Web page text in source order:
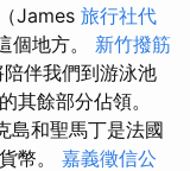
James 旅行社代
個地方。 新竹撥筋
伴我們到游泳池
其餘部分佔領。
島和聖馬丁是法國
幣。 嘉義徵信公